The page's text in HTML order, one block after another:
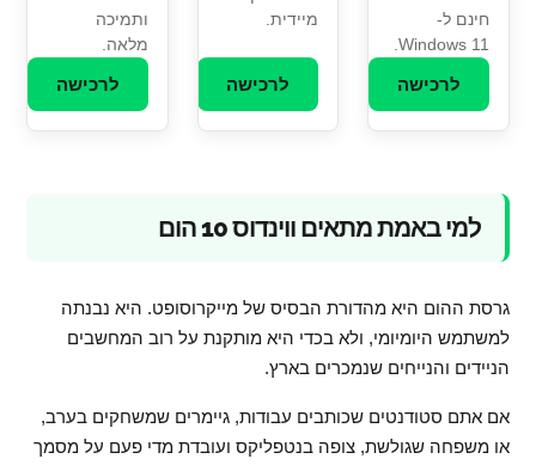
חינם ל-
Windows 11.
לרכישה
מיידית.
לרכישה
ותמיכה
מלאה.
לרכישה
למי באמת מתאים ווינדוס 10 הום
גרסת ההום היא מהדורת הבסיס של מייקרוסופט. היא נבנתה
למשתמש היומיומי, ולא בכדי היא מותקנת על רוב המחשבים
הניידים והנייחים שנמכרים בארץ.
אם אתם סטודנטים שכותבים עבודות, גיימרים שמשחקים בערב,
או משפחה שגולשת, צופה בנטפליקס ועובדת מדי פעם על מסמך